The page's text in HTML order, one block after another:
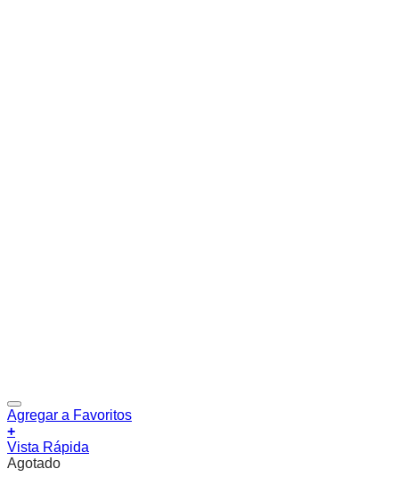
Agregar a Favoritos
+
Vista Rápida
Agotado